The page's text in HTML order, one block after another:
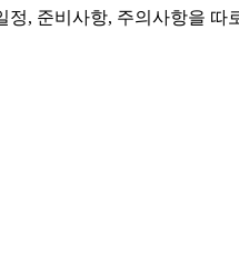
, 준비사항, 주의사항을 따